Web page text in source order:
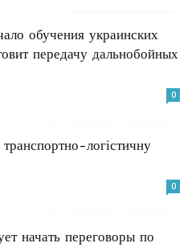
обучения украинских
передачу дальнобойных
0
логістичну
0
начать переговоры по